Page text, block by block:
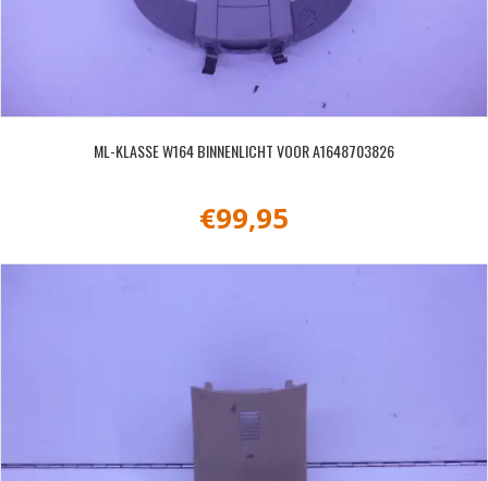
ML-KLASSE W164 BINNENLICHT VOOR A1648703826
€99,95